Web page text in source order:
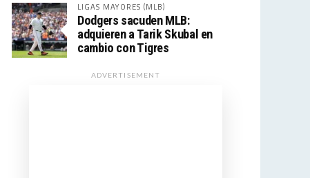
LIGAS MAYORES (MLB)
Dodgers sacuden MLB:
adquieren a Tarik Skubal en
cambio con Tigres
ADVERTISEMENT